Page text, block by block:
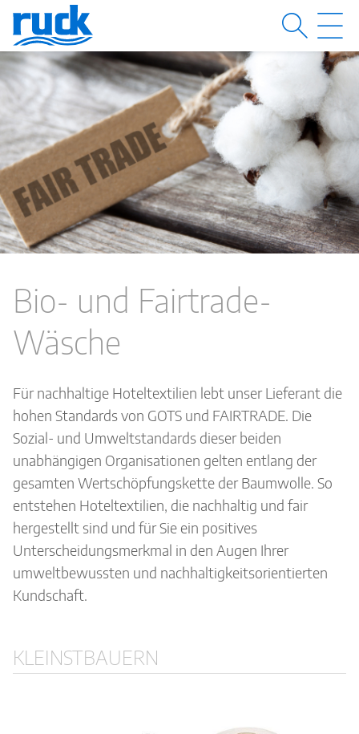
MENÜ
Bio- und Fairtrade-
Wäsche
Für nachhaltige Hoteltextilien lebt unser Lieferant die
hohen Standards von GOTS und FAIRTRADE. Die
Sozial- und Umweltstandards dieser beiden
unabhängigen Organisationen gelten entlang der
gesamten Wertschöpfungskette der Baumwolle. So
entstehen Hoteltextilien, die nachhaltig und fair
hergestellt sind und für Sie ein positives
Unterscheidungsmerkmal in den Augen Ihrer
umweltbewussten und nachhaltigkeitsorientierten
Kundschaft.
KLEINSTBAUERN